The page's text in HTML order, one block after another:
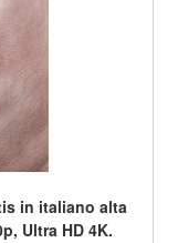
in italiano alta
Ultra HD 4K.